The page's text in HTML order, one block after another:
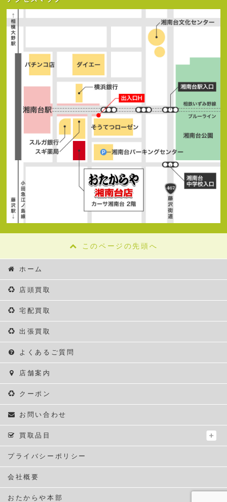
このページの先頭へ
ホーム
店頭買取
宅配買取
出張買取
よくあるご質問
店舗案内
クーポン
お問い合わせ
買取品目
プライバシーポリシー
会社概要
おたからや本部